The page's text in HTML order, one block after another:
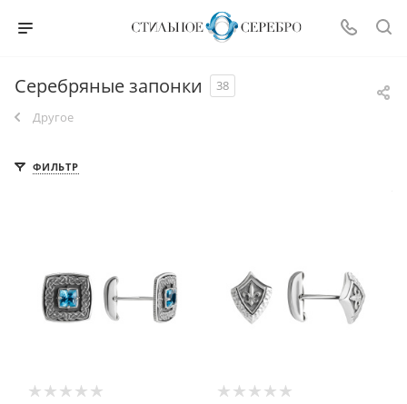
Серебряные запонки
38
Другое
ФИЛЬТР